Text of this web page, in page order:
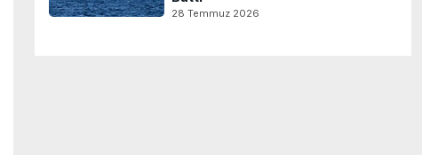
28 Temmuz 2026